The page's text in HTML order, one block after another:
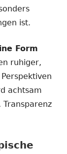
ist.
Form
ruhiger,
achtsam